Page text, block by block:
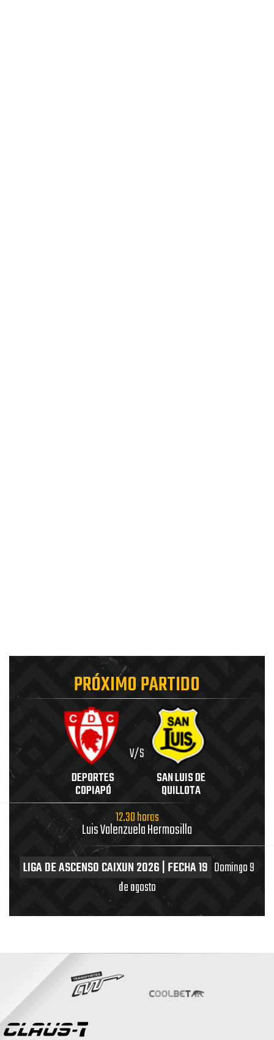
PRÓXIMO PARTIDO
DEPORTES
COPIAPÓ
V/S
SAN LUIS DE
QUILLOTA
12.30 horas
Luis Valenzuela Hermosilla
LIGA DE ASCENSO CAIXUN 2026 | FECHA 19 Domingo 9
de agosto